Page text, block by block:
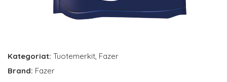
Kategoriat: Tuotemerkit, Fazer
Brand: Fazer